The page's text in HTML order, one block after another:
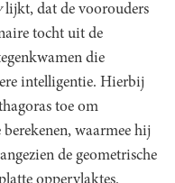
lijkt, dat de voorouders
tocht uit de
die
intelligentie. Hierbij
toe om
waarmee hij
de geometrische